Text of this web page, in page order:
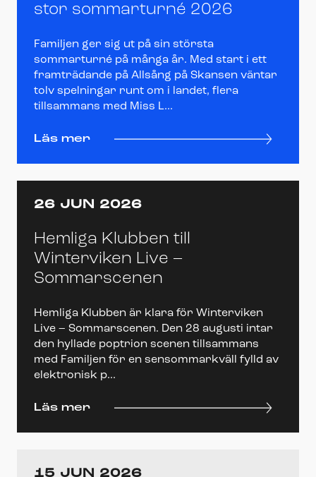
stor sommarturné 2026
Familjen ger sig ut på sin största
sommarturné på många år. Med start i ett
framträdande på Allsång på Skansen väntar
tolv spelningar runt om i landet, flera
tillsammans med Miss L...
Läs mer
26 JUN 2026
Hemliga Klubben till
Winterviken Live –
Sommarscenen
Hemliga Klubben är klara för Winterviken
Live – Sommarscenen. Den 28 augusti intar
den hyllade poptrion scenen tillsammans
med Familjen för en sensommarkväll fylld av
elektronisk p...
Läs mer
15 JUN 2026